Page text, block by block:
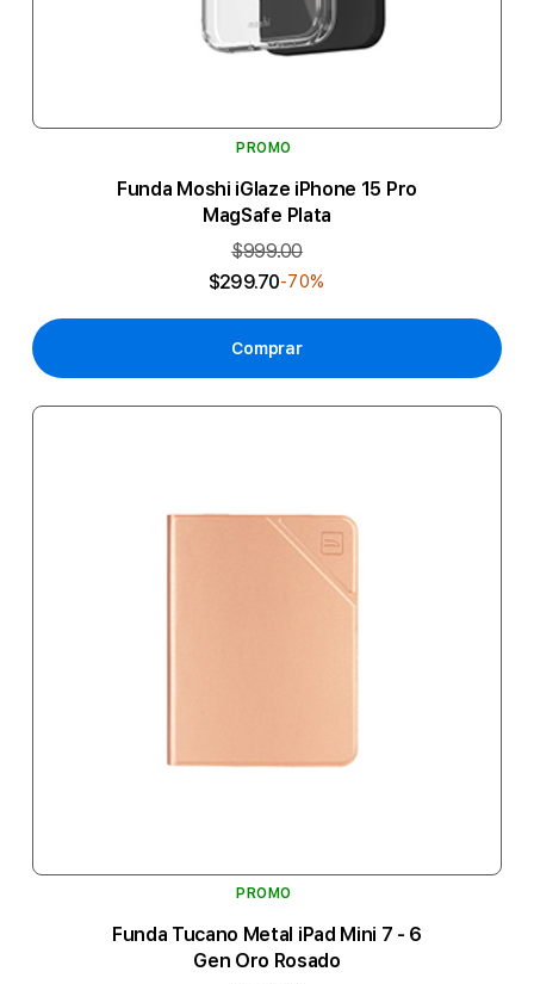
PROMO
Funda Moshi iGlaze iPhone 15 Pro
MagSafe Plata
$999.00
$299.70-70%
Comprar
PROMO
Funda Tucano Metal iPad Mini 7 - 6
Gen Oro Rosado